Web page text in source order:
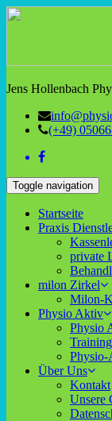
Jens Hollenbach
(+49)
Toggle navigation
Startseite
Praxis
private
milon Zirkel
Milon-
Physio Aktiv
Physio
Über Uns
Kontakt
Unsere